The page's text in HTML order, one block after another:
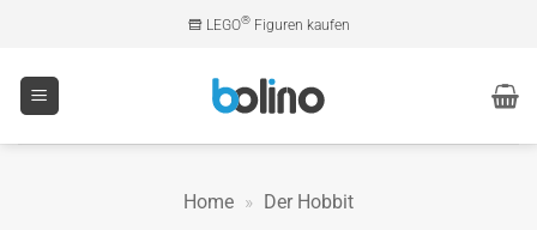
springen
LEGO®Figuren kaufen
Home » Der Hobbit